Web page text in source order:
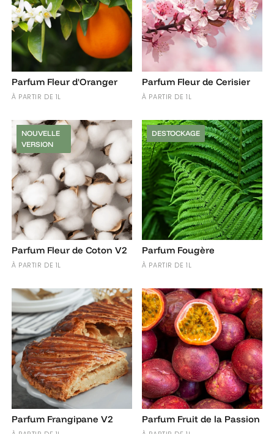
Parfum Fleur d'Oranger
À PARTIR DE 1L
Parfum Fleur de Cerisier
À PARTIR DE 1L
NOUVELLE
VERSION
Parfum Fleur de Coton V2
À PARTIR DE 1L
DESTOCKAGE
Parfum Fougère
À PARTIR DE 1L
Parfum Frangipane V2 Parfum Fruit de la Passion